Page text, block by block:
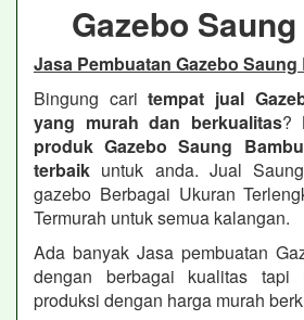
Gazebo
Jasa Pembuatan Gazebo Saung
Bingung cari tempat jual
yang murah dan berkualitas?
produk Gazebo Saung
terbaik untuk anda. Jual
gazebo Berbagai Ukuran
Termurah untuk semua kalangan.
Ada banyak Jasa pembuatan
dengan berbagai kualitas tapi
produksi dengan harga murah